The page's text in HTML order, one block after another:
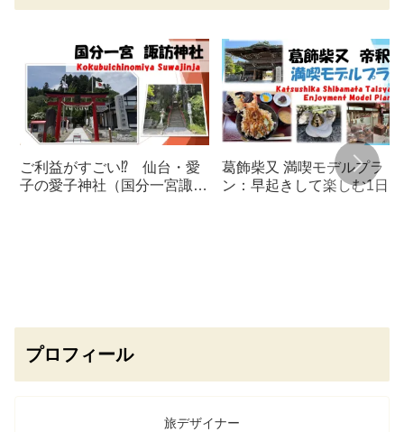
ご利益がすごい⁉ 仙台・愛
子の愛子神社（国分一宮諏訪
葛飾柴又 満喫モデルプラ
ン：早起きして楽しむ1日コ
プロフィール
旅デザイナー